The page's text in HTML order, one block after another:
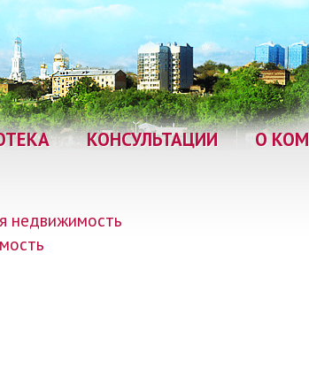
КОНСУЛЬТАЦИИ О
недвижимость